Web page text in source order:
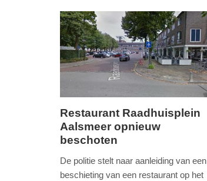
-
16:29
Update:
09-
2025
09:10
donderdag,
1.
2017
Restaurant Raadhuisplein
Aalsmeer opnieuw
beschoten
De politie stelt naar aanleiding van een
beschieting van een restaurant op het